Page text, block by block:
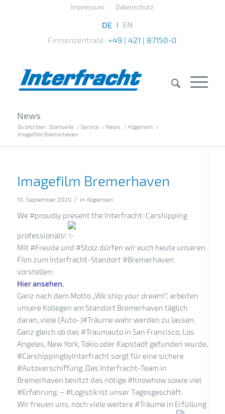
Impressum Datenschutz
Firmenzentrale: +49 | 421 | 87150-0
News
Du bist hier: Startseite / Service / News / Allgemein /
Imagefilm Bremerhaven
Imagefilm Bremerhaven
10. September 2020 / in Allgemein
We #proudly present the Interfracht-Carshipping
professionals!
Mit #Freude und #Stolz dürfen wir euch heute unseren
Film zum Interfracht-Standort #Bremerhaven
vorstellen:
Hier ansehen.
Ganz nach dem Motto „We ship your dream!“, arbeiten
unsere Kollegen am Standort Bremerhaven täglich
daran, viele (Auto-)#Träume wahr werden zu lassen.
Ganz gleich ob das #Traumauto in San Francisco, Los
Angeles, New York, Tokio oder Kapstadt gefunden wurde,
#CarshippingbyInterfracht sorgt für eine sichere
#Autoverschiffung. Das Interfracht-Team in
Bremerhaven besitzt das nötige #Knowhow sowie viel
#Erfahrung. – #Logistik ist unser Tagesgeschäft.
Wir freuen uns, noch viele weitere #Träume in Erfüllung